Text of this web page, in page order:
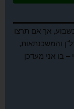
אך אם תרצו
והמשכנתאות,
בו אני מעדכן